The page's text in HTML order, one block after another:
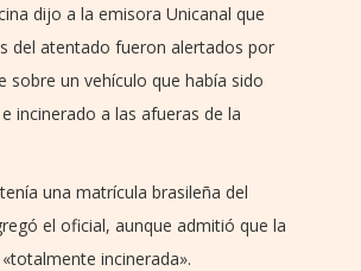
dijo a la emisora Unicanal que
del atentado fueron alertados por
sobre un vehículo que había sido
incinerado a las afueras de la
una matrícula brasileña del
el oficial, aunque admitió que la
incinerada».